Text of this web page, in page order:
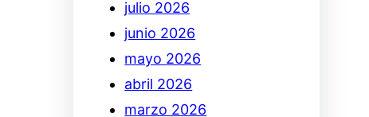
julio 2026
junio 2026
mayo 2026
abril 2026
marzo 2026